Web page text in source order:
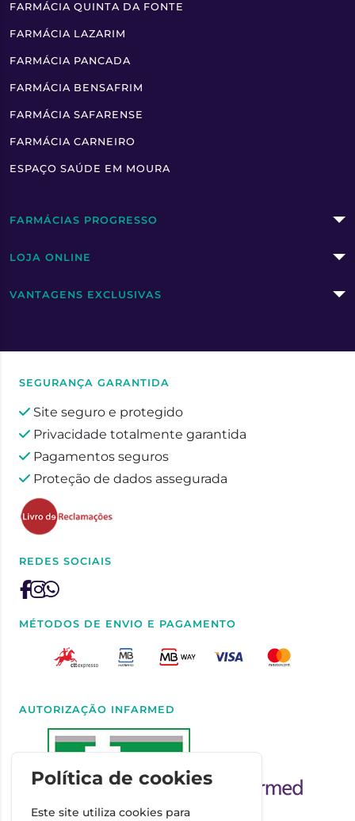
FARMÁCIA QUINTA DA FONTE
FARMÁCIA LAZARIM
FARMÁCIA PANCADA
FARMÁCIA BENSAFRIM
FARMÁCIA SAFARENSE
FARMÁCIA CARNEIRO
ESPAÇO SAÚDE EM MOURA
FARMÁCIAS PROGRESSO
LOJA ONLINE
VANTAGENS EXCLUSIVAS
SEGURANÇA GARANTIDA
Site seguro e protegido
Privacidade totalmente garantida
Pagamentos seguros
Proteção de dados assegurada
REDES SOCIAIS
MÉTODOS DE ENVIO E PAGAMENTO
AUTORIZAÇÃO INFARMED
Política de cookies
Este site utiliza cookies para